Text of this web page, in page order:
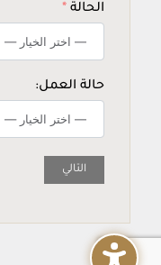
الحالة
حالة العمل:
التالي